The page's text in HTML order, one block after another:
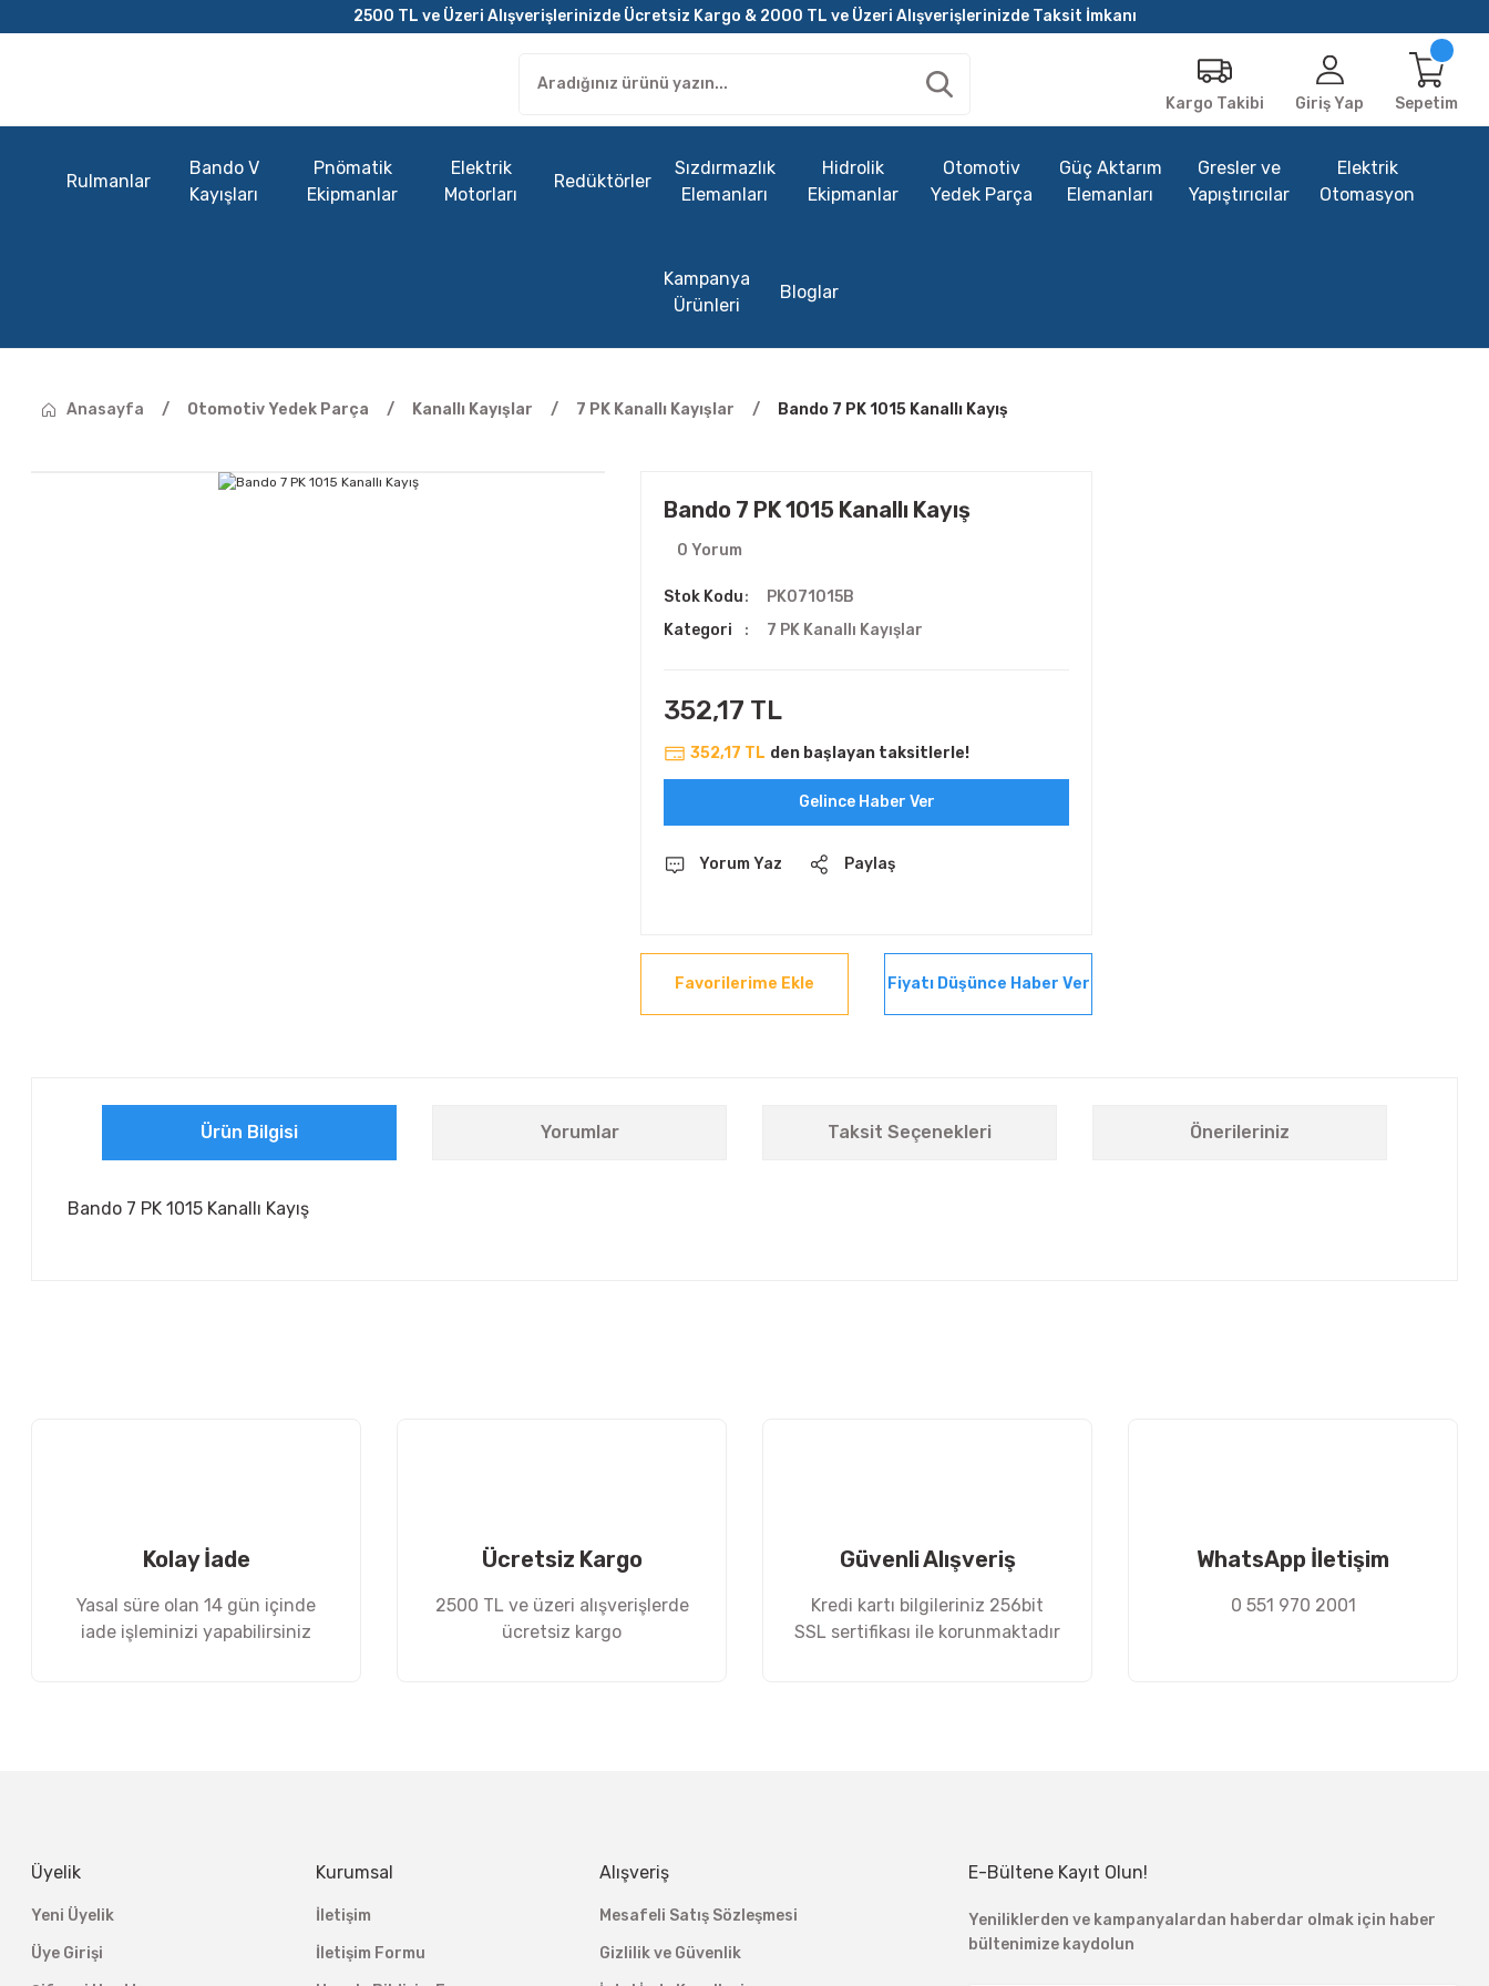
2500 TL ve Üzeri Alışverişlerinizde Ücretsiz Kargo & 2000 TL ve Üzeri Alışverişlerinizde Taksit İmkanı
Kargo Takibi Giriş Yap Sepetim
Rulmanlar
Bando V
Kayışları
Pnömatik
Ekipmanlar
Elektrik
Motorları
Redüktörler
Sızdırmazlık
Elemanları
Hidrolik
Ekipmanlar
Otomotiv
Yedek Parça
Güç Aktarım
Elemanları
Gresler ve
Yapıştırıcılar
Elektrik
Otomasyon
Kampanya
Ürünleri
Bloglar
Anasayfa Otomotiv Yedek Parça Kanallı Kayışlar 7 PK Kanallı Kayışlar Bando 7 PK 1015 Kanallı Kayış
Bando 7 PK 1015 Kanallı Kayış
0 Yorum
Stok Kodu
PK071015B
Kategori
7 PK Kanallı Kayışlar
352,17 TL
352,17 TL den başlayan taksitlerle!
Gelince Haber Ver
Yorum Yaz Paylaş
Fiyatı Düşünce Haber Ver
Ürün Bilgisi Yorumlar Taksit Seçenekleri Önerileriniz
Bando 7 PK 1015 Kanallı Kayış
Kolay İade
Yasal süre olan 14 gün içinde
iade işleminizi yapabilirsiniz
Ücretsiz Kargo
2500 TL ve üzeri alışverişlerde
ücretsiz kargo
Güvenli Alışveriş
Kredi kartı bilgileriniz 256bit
SSL sertifikası ile korunmaktadır
WhatsApp İletişim
0 551 970 2001
Üyelik
Yeni Üyelik
Üye Girişi
Kurumsal
İletişim
İletişim Formu
Alışveriş
Mesafeli Satış Sözleşmesi
Gizlilik ve Güvenlik
E-Bültene Kayıt Olun!
Yeniliklerden ve kampanyalardan haberdar olmak için haber
bültenimize kaydolun